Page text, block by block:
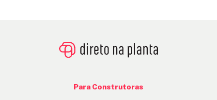
Para Construtoras